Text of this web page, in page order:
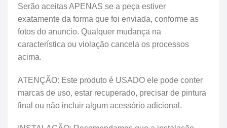
Serão aceitas APENAS se a peça estiver
exatamente da forma que foi enviada, conforme as
fotos do anuncio. Qualquer mudança na
característica ou violação cancela os processos
acima.
ATENÇÃO: Este produto é USADO ele pode conter
marcas de uso, estar recuperado, precisar de pintura
final ou não incluir algum acessório adicional.